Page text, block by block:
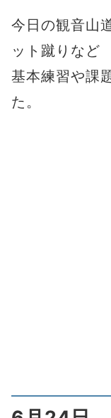
今日の観音山
ット蹴りなど
基本練習や課
た。